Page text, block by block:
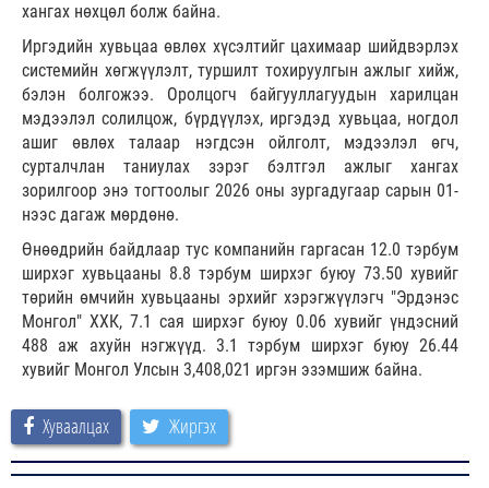
хангах нөхцөл болж байна.
Иргэдийн хувьцаа өвлөх хүсэлтийг цахимаар шийдвэрлэх
системийн хөгжүүлэлт, туршилт тохируулгын ажлыг хийж,
бэлэн болгожээ. Оролцогч байгууллагуудын харилцан
мэдээлэл солилцож, бүрдүүлэх, иргэдэд хувьцаа, ногдол
ашиг өвлөх талаар нэгдсэн ойлголт, мэдээлэл өгч,
сурталчлан таниулах зэрэг бэлтгэл ажлыг хангах
зорилгоор энэ тогтоолыг 2026 оны зургадугаар сарын 01-
нээс дагаж мөрдөнө.
Өнөөдрийн байдлаар тус компанийн гаргасан 12.0 тэрбум
ширхэг хувьцааны 8.8 тэрбум ширхэг буюу 73.50 хувийг
төрийн өмчийн хувьцааны эрхийг хэрэгжүүлэгч "Эрдэнэс
Монгол" ХХК, 7.1 сая ширхэг буюу 0.06 хувийг үндэсний
488 аж ахуйн нэгжүүд. 3.1 тэрбум ширхэг буюу 26.44
хувийг Монгол Улсын 3,408,021 иргэн эзэмшиж байна.
Хуваалцах Жиргэх